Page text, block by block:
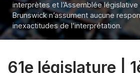
interprètes et l’Assemblée législative
Brunswick n’assument aucune
inexactitudes de l’interprétation.
61e législature |